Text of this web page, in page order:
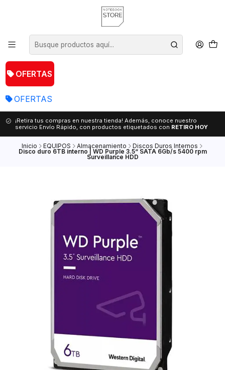
OFERTAS
OFERTAS
¡Retira tus compras en nuestra tienda! Además, conoce nuestro
servicio Envío Rápido, con productos etiquetados con RETIRO HOY
Inicio EQUIPOS Almacenamiento Discos Duros Internos
Disco duro 6TB interno | WD Purple 3.5“ SATA 6Gb/s 5400 rpm
Surveillance HDD